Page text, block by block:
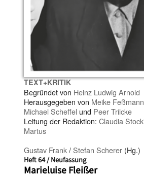
TEXT+KRITIK
Begründet von Heinz Ludwig Arnold
Herausgegeben von Meike Feßmann
Michael Scheffel und Peer Trilcke
Leitung der Redaktion: Claudia
Martus
Gustav Frank/Stefan Scherer (Hg.)
Heft 64 / Neufassung
Marieluise Fleißer